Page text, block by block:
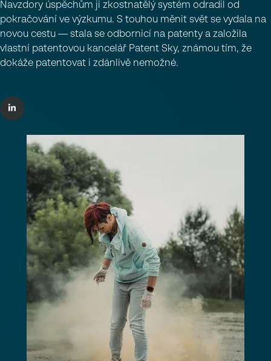
Navzdory úspěchům ji zkostnatělý systém odradil od
pokračování ve výzkumu. S touhou měnit svět se vydala na
novou cestu — stala se odbornicí na patenty a založila
vlastní patentovou kancelář Patent Sky, známou tím, že
dokáže patentovat i zdánlivě nemožné.